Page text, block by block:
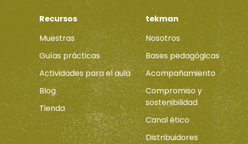
Recursos
Muestras
Guías prácticas
Actividades para el aula
Blog
Tienda
tekman
Nosotros
Bases pedagógicas
Acompañamiento
Compromiso y
sostenibilidad
Canal ético
Distribuidores